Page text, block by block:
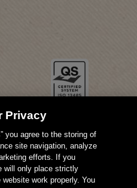
Privacy
you agree to the storing of
site navigation, analyze
efforts. If you
will only place strictly
work properly. You